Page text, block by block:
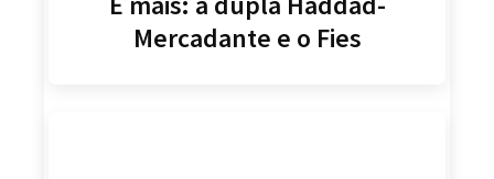
Mercadante e o Fies